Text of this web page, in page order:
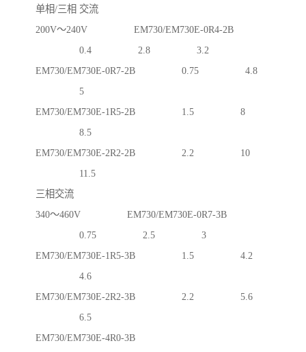
单相/三相 交流
200V～240V EM730/EM730E-0R4-2B
0.4 2.8 3.2
EM730/EM730E-0R7-2B 0.75 4.8
5
EM730/EM730E-1R5-2B 1.5 8
8.5
EM730/EM730E-2R2-2B 2.2 10
11.5
三相交流
340～460V EM730/EM730E-0R7-3B
0.75 2.5 3
EM730/EM730E-1R5-3B 1.5 4.2
4.6
EM730/EM730E-2R2-3B 2.2 5.6
6.5
EM730/EM730E-4R0-3B